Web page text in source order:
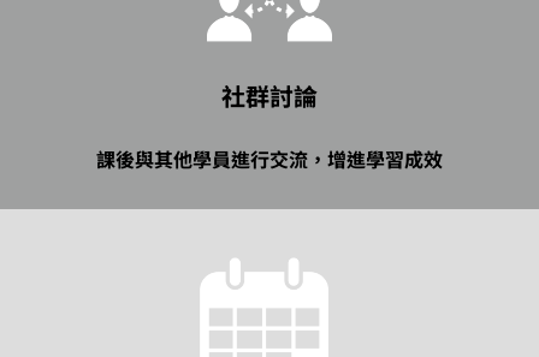
社群討論
課後與其他學員進行交流，增進學習成效